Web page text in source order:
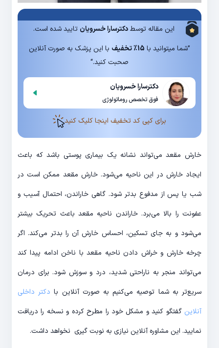
این مقاله توسطدکترسارا خسرویان تایید شده است.
”شما میتوانید با 15% تخفیف
با این پزشک به صورت آنلاین
صحبت کنید.“
دکترسارا خسرویان
فوق تخصص روماتولوژی
برای کپی کد تخفیف اینجا کلیک کنید
خارش مقعد می‌تواند نشانه یک بیماری پوستی باشد که باعث
ایجاد خارش در این ناحیه می‌شود. خارش مقعد ممکن است در
شب یا پس از مدفوع بدتر شود. گاهی خاراندن، احتمال آسیب و
عفونت را بالا می‌برد. خاراندن ناحیه مقعد باعث تحریک بیشتر
می‌شود و به جای تسکین، احساس خارش آن را بدتر می‌کند. اگر
چرخه خارش و خراش دادن ناحیه مقعد با ناخن ادامه پیدا کند
می‌تواند منجر به ناراحتی شدید، درد و سوزش شود. برای درمان
سریع‌تر به شما توصیه می‌کنیم به صورت آنلاین با دکتر داخلی
آنلاین گفتگو کنید و مشکل خود را مطرح کرده و نسخه را دریافت
نمایید. این مشاوره آنلاین نیازی به نوبت گیری نخواهد داشت.